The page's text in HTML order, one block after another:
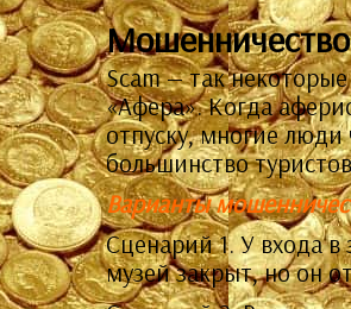
Scam — так
«Афера». Когда
отпуску, многие
большинство
Варианты
Сценарий 1. У входа
музей закрыт, но он